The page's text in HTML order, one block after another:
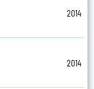
2014
2014